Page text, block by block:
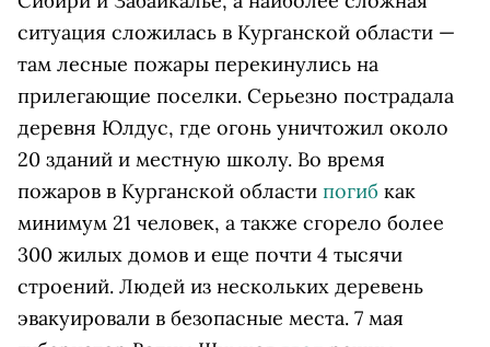
ситуация сложилась в Курганской области —
там лесные пожары перекинулись на
прилегающие поселки. Серьезно пострадала
деревня Юлдус, где огонь уничтожил около
20 зданий и местную школу. Во время
пожаров в Курганской области погиб как
минимум 21 человек, а также сгорело более
300 жилых домов и еще почти 4 тысячи
строений. Людей из нескольких деревень
эвакуировали в безопасные места. 7 мая